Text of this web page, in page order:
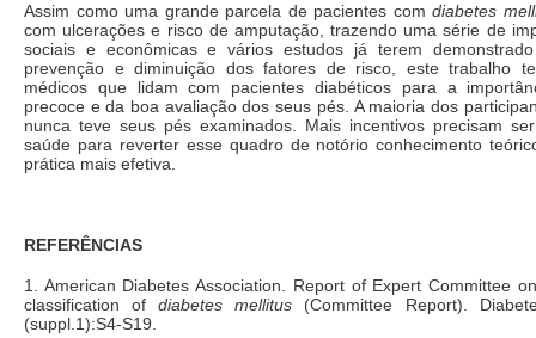
Assim como uma grande parcela de pacientes com diabetes
com ulcerações e risco de amputação, trazendo uma série de
sociais e econômicas e vários estudos já terem
prevenção e diminuição dos fatores de risco, este trabalho
médicos que lidam com pacientes diabéticos para a
precoce e da boa avaliação dos seus pés. A maioria dos
nunca teve seus pés examinados. Mais incentivos precisam
saúde para reverter esse quadro de notório conhecimento
prática mais efetiva.
REFERÊNCIAS
1. American Diabetes Association. Report of Expert Committee
classification ofdiabetes mellitus (Committee Report).
(suppl.1):S4-S19.